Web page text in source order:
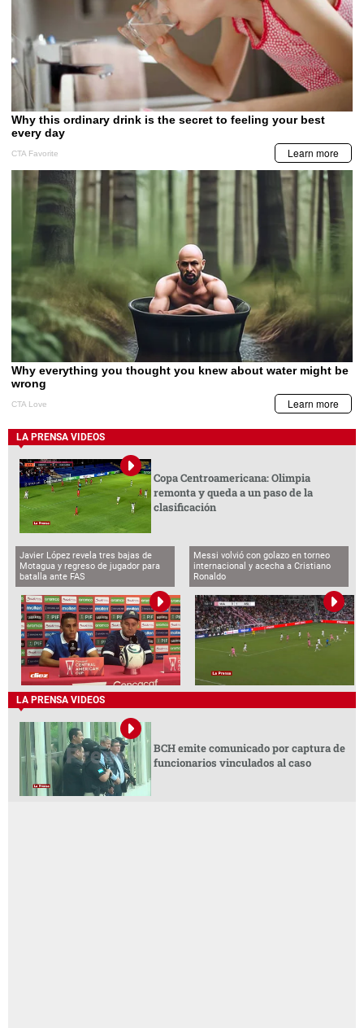
LA PRENSA VIDEOS
Copa Centroamericana: Olimpia
remonta y queda a un paso de la
clasificación
Javier López revela tres bajas de
Motagua y regreso de jugador para
batalla ante FAS
Messi volvió con golazo en torneo
internacional y acecha a Cristiano
Ronaldo
LA PRENSA VIDEOS
BCH emite comunicado por captura de
funcionarios vinculados al caso